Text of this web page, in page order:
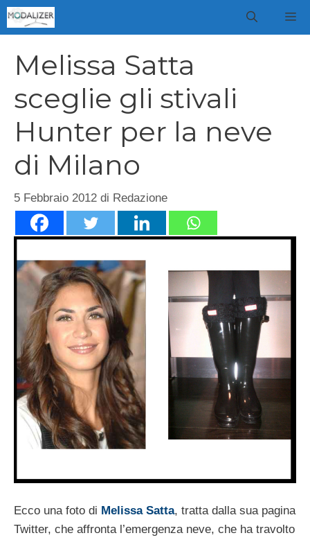
Vai
al
Melissa Satta
sceglie gli stivali
Hunter per la neve
di Milano
5 Febbraio 2012 di Redazione
Ecco una foto di Melissa Satta, tratta dalla sua pagina
Twitter, che affronta l’emergenza neve, che ha travolto